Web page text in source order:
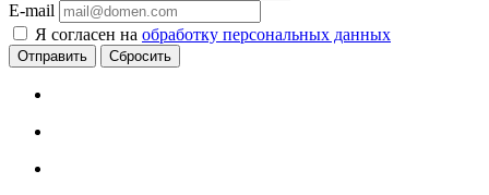
E-mail
Я согласен на обработку персональных данных
Сбросить